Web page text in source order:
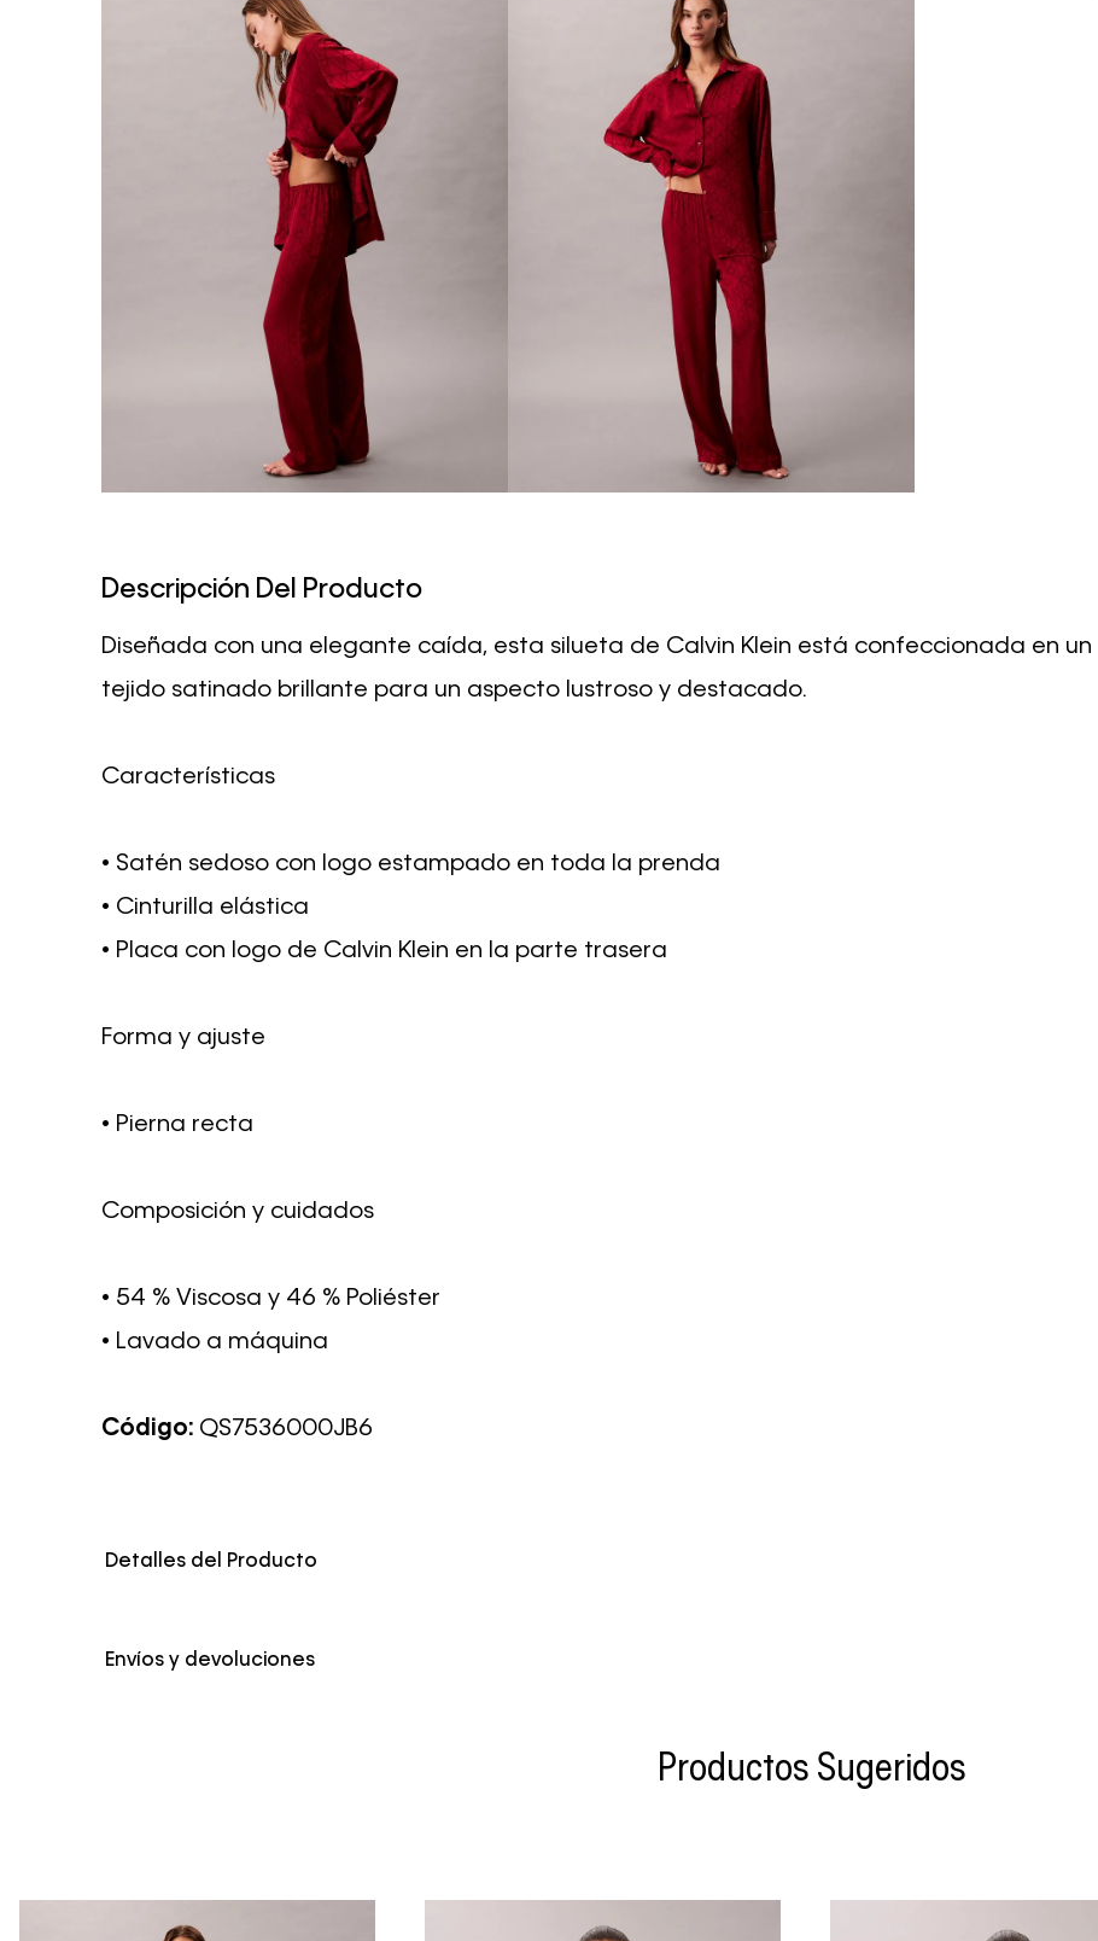
Descripción Del Producto
Diseñada con una elegante caída, esta silueta de Calvin Klein está confeccionada en un
tejido satinado brillante para un aspecto lustroso y destacado.
Características
• Satén sedoso con logo estampado en toda la prenda
• Cinturilla elástica
• Placa con logo de Calvin Klein en la parte trasera
Forma y ajuste
• Pierna recta
Composición y cuidados
• 54 % Viscosa y 46 % Poliéster
• Lavado a máquina
Código: QS7536000JB6
Detalles del Producto
Color Negro
Envíos y devoluciones
Productos Sugeridos